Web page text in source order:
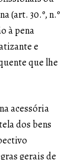
(art. 30.º, n.º
à pena
e
que lhe
acessória
dos bens
gerais de